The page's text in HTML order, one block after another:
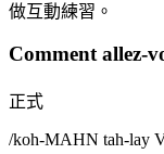
做互動練習。
Comment allez-
正式
/koh-MAHN tah-lay